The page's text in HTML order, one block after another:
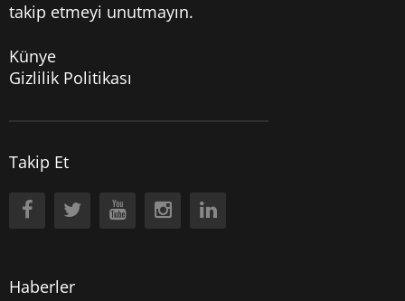
takip etmeyi unutmayın.
Künye
Gizlilik Politikası
Takip Et
Haberler